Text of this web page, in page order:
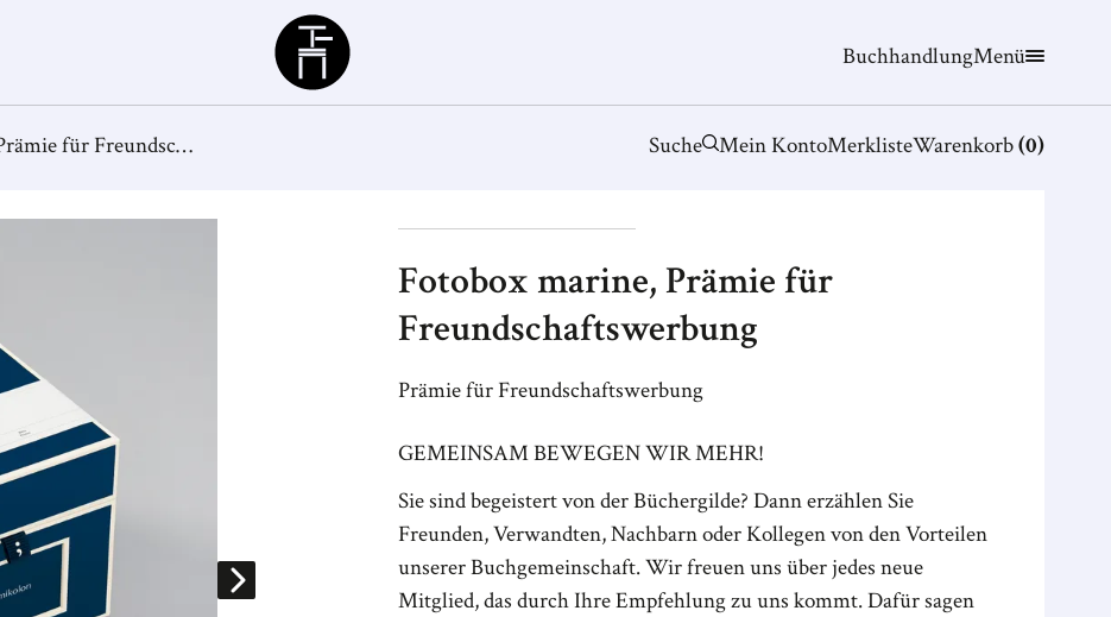
Büchergilde
BuchhandlungMenü
Fotobox marine, Prämie für Freundschaftswerbung Suche Mein KontoMerklisteWarenkorb(0)
Fotobox marine, Prämie für
Freundschaftswerbung
Prämie für Freundschaftswerbung
GEMEINSAM BEWEGEN WIR MEHR!
Sie sind begeistert von der Büchergilde? Dann erzählen Sie
Freunden, Verwandten, Nachbarn oder Kollegen von den Vorteilen
unserer Buchgemeinschaft. Wir freuen uns über jedes neue
Mitglied, das durch Ihre Empfehlung zu uns kommt. Dafür sagen